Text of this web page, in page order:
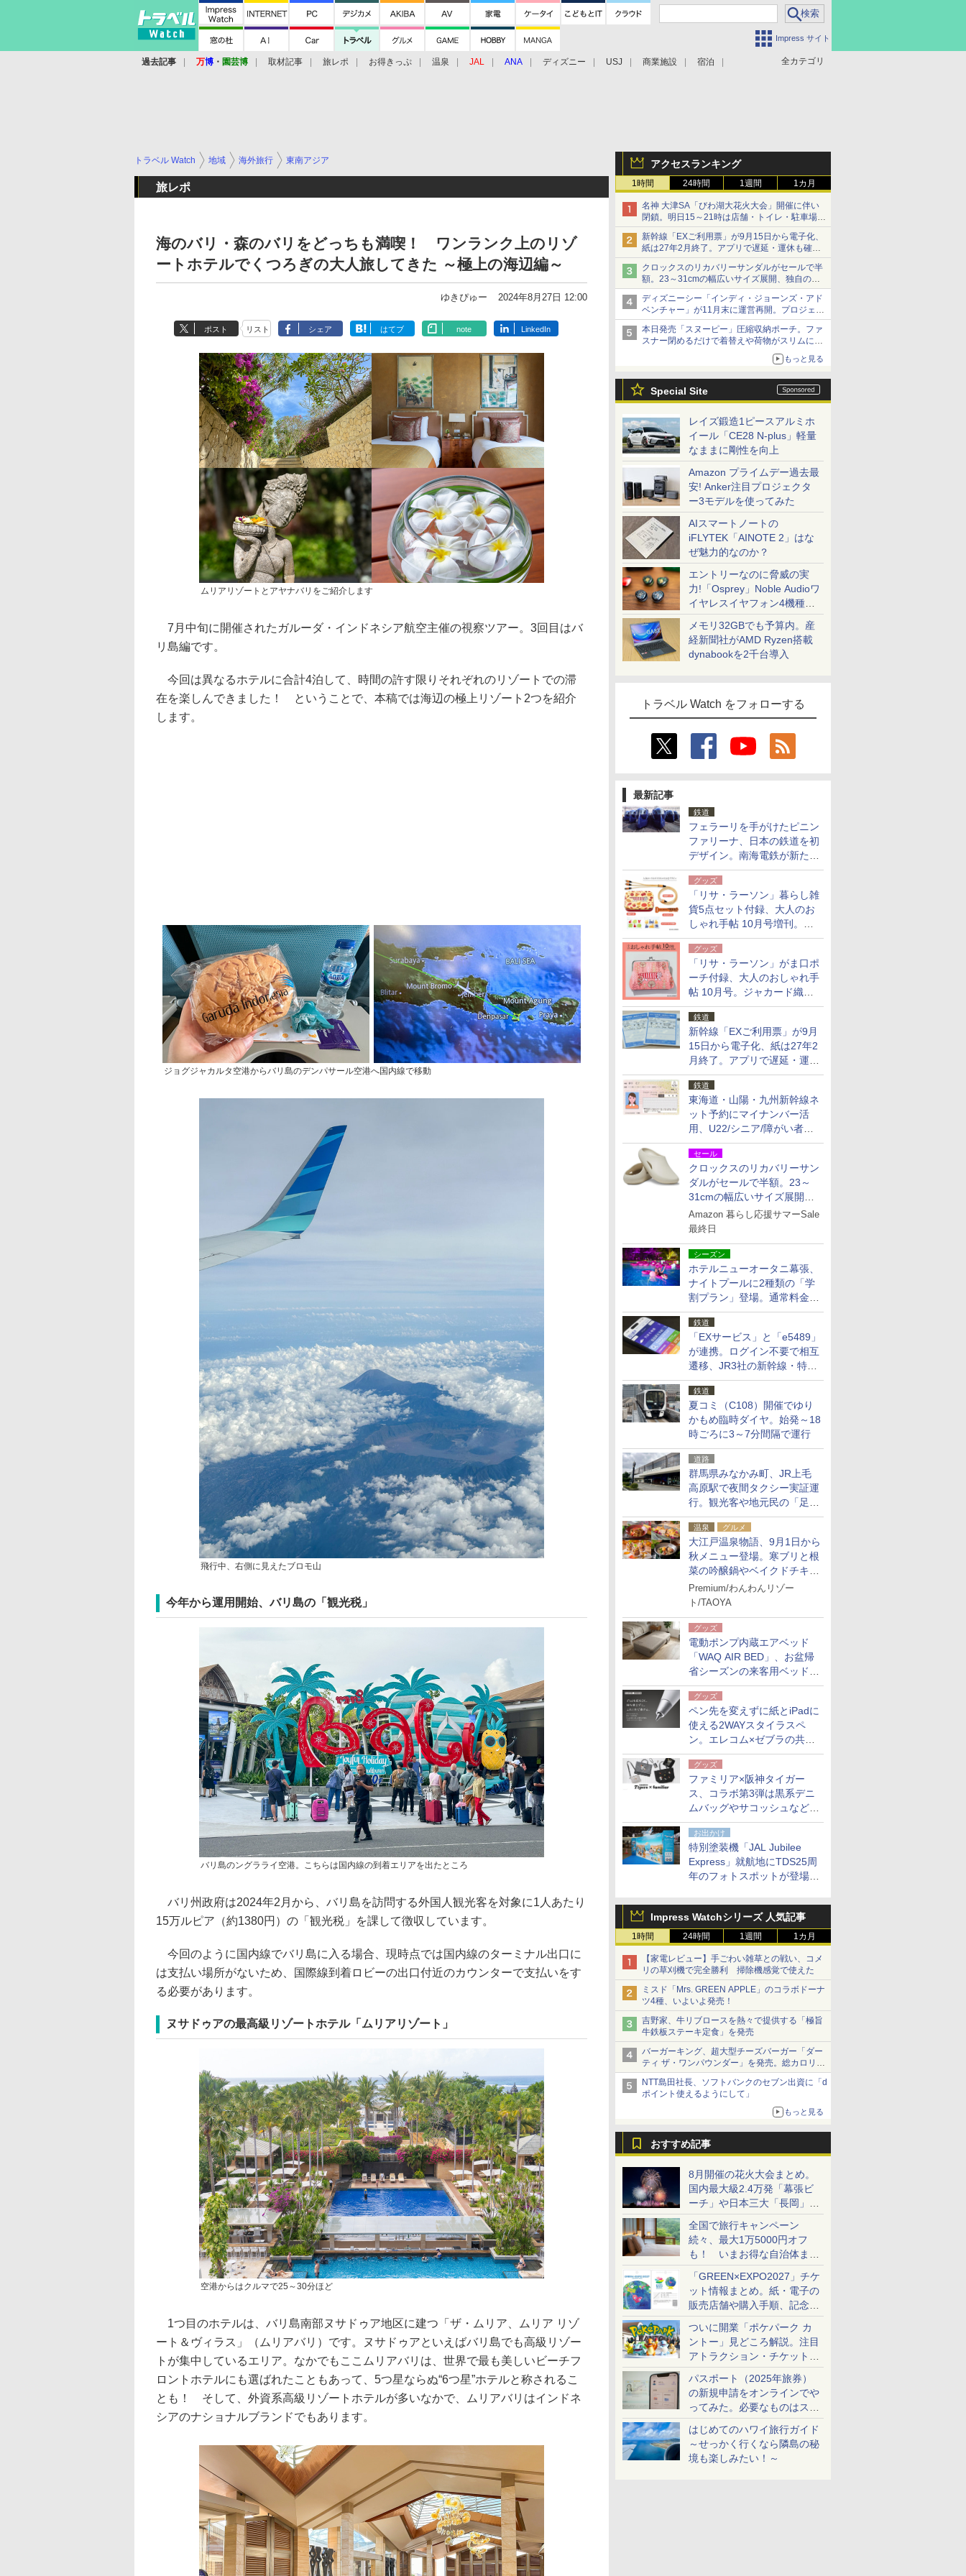
Impress サイト
全カテゴリ
過去記事 万博 ・ 園芸博 取材記事 旅レポ お得きっぷ 温泉 JAL ANA ディズニー USJ 商業施設 宿泊
アクセスランキング
1時間 24時間 1週間 1カ月
名神 大津SA「びわ湖大花火大会」開催に伴い
閉鎖。明日15～21時は店舗・トイレ・駐車場の
利用不可
新幹線「EXご利用票」が9月15日から電子化、
紙は27年2月終了。アプリで遅延・運休も確認
可能に
クロックスのリカバリーサンダルがセールで半
額。23～31cmの幅広いサイズ展開、独自のク
ッション素材を採用
ディズニーシー「インディ・ジョーンズ・アド
ベンチャー」が11月末に運営再開。プロジェク
ションマッピングを追加、DPAは1500円
本日発売「スヌーピー」圧縮収納ポーチ。ファ
スナー閉めるだけで着替えや荷物がスリムにま
もっと見る
Special Site
レイズ鍛造1ピースアルミホ
イール「CE28 N-plus」軽量
なままに剛性を向上
Amazon プライムデー過去最
安! Anker注目プロジェクタ
ー3モデルを使ってみた
AIスマートノートの
iFLYTEK「AINOTE 2」はな
ぜ魅力的なのか？
エントリーなのに脅威の実
力!「Osprey」Noble Audioワ
イヤレスイヤフォン4機種を
一気に聴く
メモリ32GBでも予算内。産
経新聞社がAMD Ryzen搭載
dynabookを2千台導入
トラベル Watch をフォローする
最新記事
鉄道
フェラーリを手がけたピニン
ファリーナ、日本の鉄道を初
デザイン。南海電鉄が新たな
「空港特急」をなにわ筋線へ
導入
グッズ
「リサ・ラーソン」暮らし雑
貨5点セット付録、大人のお
しゃれ手帖 10月号増刊。
USBケーブルや缶ケースなど
グッズ
「リサ・ラーソン」がま口ポ
ーチ付録、大人のおしゃれ手
帖 10月号。ジャカード織の
北欧猫デザイン
鉄道
新幹線「EXご利用票」が9月
15日から電子化、紙は27年2
月終了。アプリで遅延・運休
も確認可能に
鉄道
東海道・山陽・九州新幹線ネ
ット予約にマイナンバー活
用、U22/シニア/障がい者割
を9月15日から発売
セール
クロックスのリカバリーサン
ダルがセールで半額。23～
31cmの幅広いサイズ展開、
独自のクッション素材を採用
Amazon 暮らし応援サマーSale
最終日
シーズン
ホテルニューオータニ幕張、
ナイトプールに2種類の「学
割プラン」登場。通常料金の
およそ半額でお得に夜活
鉄道
「EXサービス」と「e5489」
が連携。ログイン不要で相互
遷移、JR3社の新幹線・特急
予約をアプリで一括確認
鉄道
夏コミ（C108）開催でゆり
かもめ臨時ダイヤ。始発～18
時ごろに3～7分間隔で運行
道路
群馬県みなかみ町、JR上毛
高原駅で夜間タクシー実証運
行。観光客や地元民の「足が
ない」課題解消へ、木金土に
2台体制
温泉 グルメ
大江戸温泉物語、9月1日から
秋メニュー登場。寒ブリと根
菜の吟醸鍋やベイクドチキ
ン、ショコラ＆栗スイーツも
食べ放題に
Premium/わんわんリゾー
ト/TAOYA
グッズ
電動ポンプ内蔵エアベッド
「WAQ AIR BED」、お盆帰
省シーズンの来客用ベッドに
も。使用後は収納バッグでコ
ンパクトに保管
グッズ
ペン先を変えずに紙とiPadに
使える2WAYスタイラスペ
ン。エレコム×ゼブラの共同
開発
グッズ
ファミリア×阪神タイガー
ス、コラボ第3弾は黒系デニ
ムバッグやサコッシュなど6
点。8月21日オンラインスト
アで発売
お出かけ
特別塗装機「JAL Jubilee
Express」就航地にTDS25周
年のフォトスポットが登場。
Impress Watchシリーズ 人気記事
1時間 24時間 1週間 1カ月
【家電レビュー】手ごわい雑草との戦い、コメ
リの草刈機で完全勝利 掃除機感覚で使えた
ミスド「Mrs. GREEN APPLE」のコラボドーナ
ツ4種、いよいよ発売！
吉野家、牛リブロースを熱々で提供する「極旨
牛鉄板ステーキ定食」を発売
バーガーキング、超大型チーズバーガー「ダー
ティ ザ・ワンパウンダー」を発売。総カロリー
約1656kcal、総重量約527g！
NTT島田社長、ソフトバンクのセブン出資に「d
ポイント使えるようにして」
もっと見る
おすすめ記事
8月開催の花火大会まとめ。
国内最大級2.4万発「幕張ビ
ーチ」や日本三大「長岡」な
ど大型イベント目白押し！
全国で旅行キャンペーン
続々、最大1万5000円オフ
も！ いまお得な自治体まと
め
「GREEN×EXPO2027」チケ
ット情報まとめ。紙・電子の
販売店舗や購入手順、記念チ
ケットも解説
ついに開業「ポケパーク カ
ントー」見どころ解説。注目
アトラクション・チケット手
配・来場前に必要な準備は？
パスポート（2025年旅券）
の新規申請をオンラインでや
ってみた。必要なものはスマ
ホとマイナカードのみ
はじめてのハワイ旅行ガイド
～せっかく行くなら隣島の秘
境も楽しみたい！～
トラベル Watch 地域 海外旅行 東南アジア
旅レポ
海のバリ・森のバリをどっちも満喫！ ワンランク上のリゾ
ートホテルでくつろぎの大人旅してきた ～極上の海辺編～
ゆきぴゅー 2024年8月27日 12:00
ポスト リスト シェア はてブ note LinkedIn
ムリアリゾートとアヤナバリをご紹介します
7月中旬に開催されたガルーダ・インドネシア航空主催の視察ツアー。3回目はバ
リ島編です。
今回は異なるホテルに合計4泊して、時間の許す限りそれぞれのリゾートでの滞
在を楽しんできました！ ということで、本稿では海辺の極上リゾート2つを紹介
します。
ジョグジャカルタ空港からバリ島のデンパサール空港へ国内線で移動
飛行中、右側に見えたブロモ山
今年から運用開始、バリ島の「観光税」
バリ島のングラライ空港。こちらは国内線の到着エリアを出たところ
バリ州政府は2024年2月から、バリ島を訪問する外国人観光客を対象に1人あたり
15万ルピア（約1380円）の「観光税」を課して徴収しています。
今回のように国内線でバリ島に入る場合、現時点では国内線のターミナル出口に
は支払い場所がないため、国際線到着ロビーの出口付近のカウンターで支払いをす
る必要があります。
ヌサドゥアの最高級リゾートホテル「ムリアリゾート」
空港からはクルマで25～30分ほど
1つ目のホテルは、バリ島南部ヌサドゥア地区に建つ「ザ・ムリア、ムリア リゾ
ート＆ヴィラス」（ムリアバリ）です。ヌサドゥアといえばバリ島でも高級リゾー
トが集中しているエリア。なかでもここムリアバリは、世界で最も美しいビーチフ
ロントホテルにも選ばれたこともあって、5つ星ならぬ“6つ星”ホテルと称されるこ
とも！ そして、外資系高級リゾートホテルが多いなかで、ムリアバリはインドネ
シアのナショナルブランドでもあります。